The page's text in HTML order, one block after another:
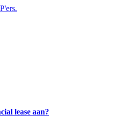
lease aan?